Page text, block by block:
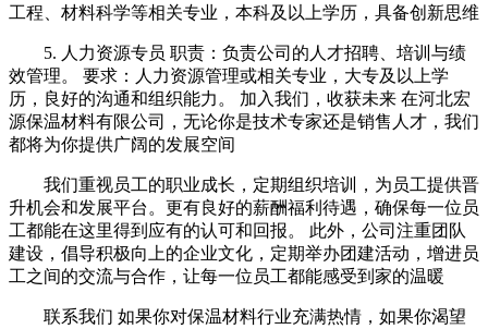
工程、材料科学等相关专业，本科及以上学历，具备创新思维
5. 人力资源专员 职责：负责公司的人才招聘、培训与绩
效管理。 要求：人力资源管理或相关专业，大专及以上学
历，良好的沟通和组织能力。 加入我们，收获未来 在河北宏
源保温材料有限公司，无论你是技术专家还是销售人才，我们
都将为你提供广阔的发展空间
我们重视员工的职业成长，定期组织培训，为员工提供晋
升机会和发展平台。更有良好的薪酬福利待遇，确保每一位员
工都能在这里得到应有的认可和回报。 此外，公司注重团队
建设，倡导积极向上的企业文化，定期举办团建活动，增进员
工之间的交流与合作，让每一位员工都能感受到家的温暖
联系我们 如果你对保温材料行业充满热情，如果你渴望